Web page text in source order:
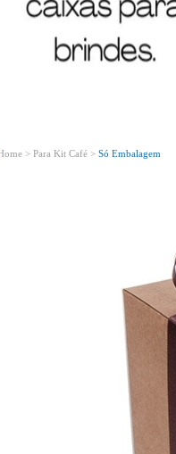
> Para Kit Café > Só Embalagem